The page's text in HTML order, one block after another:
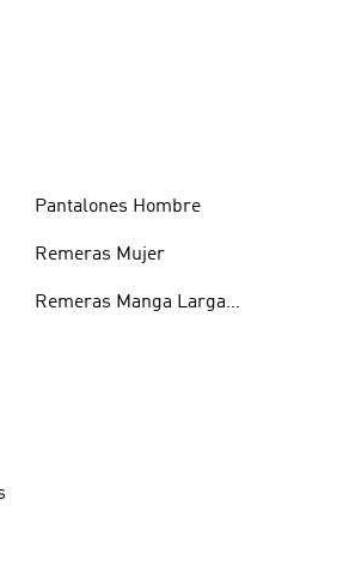
Pantalones Hombre
Remeras Mujer
Remeras Manga Larga